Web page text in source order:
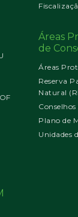
Áreas
de
Áreas
Reserva
Natural
Conselhos
Plano de
Unidades